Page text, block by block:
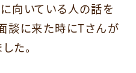
向いている人の話を
談に来た時にTさんが
た。